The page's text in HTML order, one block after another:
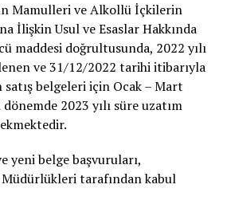
Mamulleri ve Alkollü İçkilerin
İlişkin Usul ve Esaslar Hakkında
maddesi doğrultusunda, 2022 yılı
ve 31/12/2022 tarihi itibarıyla
belgeleri için Ocak – Mart
2023 yılı süre uzatım
yeni belge başvuruları,
Müdürlükleri tarafından kabul